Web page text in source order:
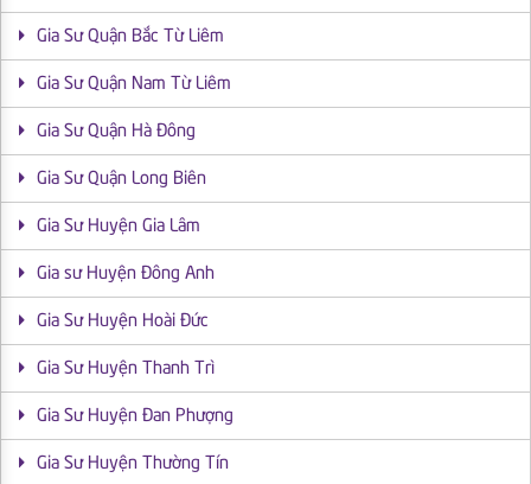
Gia Sư Quận Bắc Từ Liêm
Gia Sư Quận Nam Từ Liêm
Gia Sư Quận Hà Đông
Gia Sư Quận Long Biên
Gia Sư Huyện Gia Lâm
Gia sư Huyện Đông Anh
Gia Sư Huyện Hoài Đức
Gia Sư Huyện Thanh Trì
Gia Sư Huyện Đan Phượng
Gia Sư Huyện Thường Tín